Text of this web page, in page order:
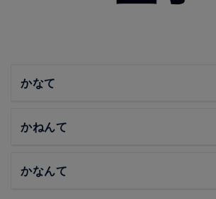
かなて
かねんて
かなんて